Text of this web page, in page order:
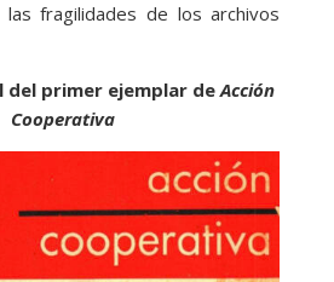
fragilidades de los archivos
del primer ejemplar deAcción
Cooperativa